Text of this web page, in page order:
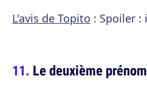
L'avis de Topito : Spoiler :
Le deuxième